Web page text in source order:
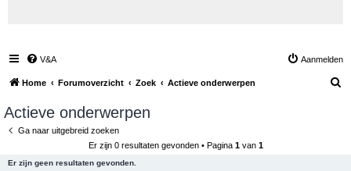
V&A Aanmelden
Home Forumoverzicht Zoek Actieve onderwerpen
Actieve onderwerpen
Ga naar uitgebreid zoeken
Er zijn 0 resultaten gevonden • Pagina 1van 1
Er zijn geen resultaten gevonden.